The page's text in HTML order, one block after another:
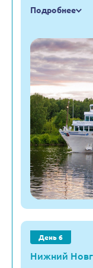
Подробнее
День 6
Нижний